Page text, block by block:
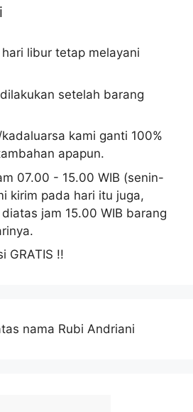
libur tetap melayani
setelah barang
kami ganti 100%
apapun.
07.00 - 15.00 WIB (senin-
kirim pada hari itu juga,
jam 15.00 WIB barang
GRATIS !!
nama Rubi Andriani